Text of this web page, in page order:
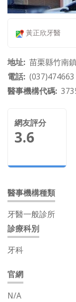
黃正欣牙醫
地址 苗栗縣竹南
電話 (037)474663
醫事機構代碼
網友評分
3.6
醫事機構種類
牙醫一般診所
診療科別
牙科
官網
N/A